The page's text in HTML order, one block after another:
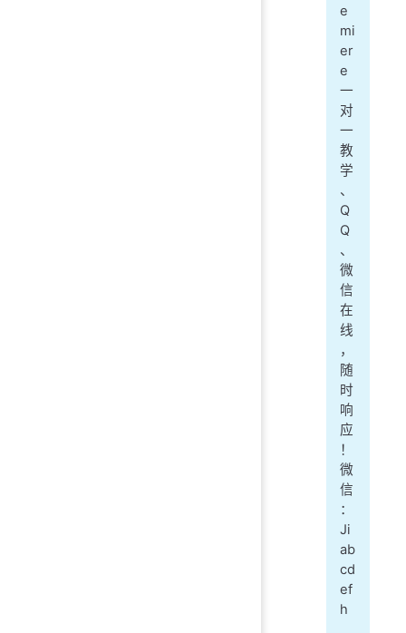
e
mi
er
e
一
对
一
教
学
、
Q
Q
、
微
信
在
线
，
随
时
响
应
！
微
信
：
Ji
ab
cd
ef
h